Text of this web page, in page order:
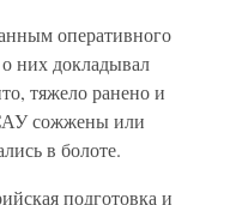
оперативного
о них докладывал
тяжело ранено и
сожжены или
в болоте.
подготовка и